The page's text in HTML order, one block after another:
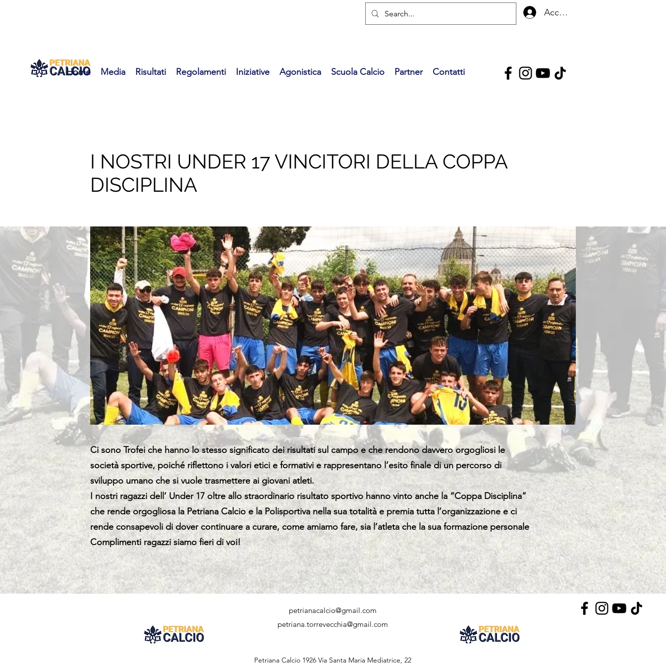
Accedi
Home Media Risultati Regolamenti Iniziative Agonistica Scuola Calcio Partner Contatti
I NOSTRI UNDER 17 VINCITORI DELLA COPPA
DISCIPLINA
Ci sono Trofei che hanno lo stesso significato dei risultati sul campo e che rendono davvero orgogliosi le
società sportive, poiché riflettono i valori etici e formativi e rappresentano l’esito finale di un percorso di
sviluppo umano che si vuole trasmettere ai giovani atleti.
I nostri ragazzi dell’ Under 17 oltre allo straordinario risultato sportivo hanno vinto anche la “Coppa Disciplina”
che rende orgogliosa la Petriana Calcio e la Polisportiva nella sua totalità e premia tutta l’organizzazione e ci
rende consapevoli di dover continuare a curare, come amiamo fare, sia l’atleta che la sua formazione personale
Complimenti ragazzi siamo fieri di voi!
petrianacalcio@gmail.com
petriana.torrevecchia@gmail.com
Petriana Calcio 1926 Via Santa Maria Mediatrice, 22